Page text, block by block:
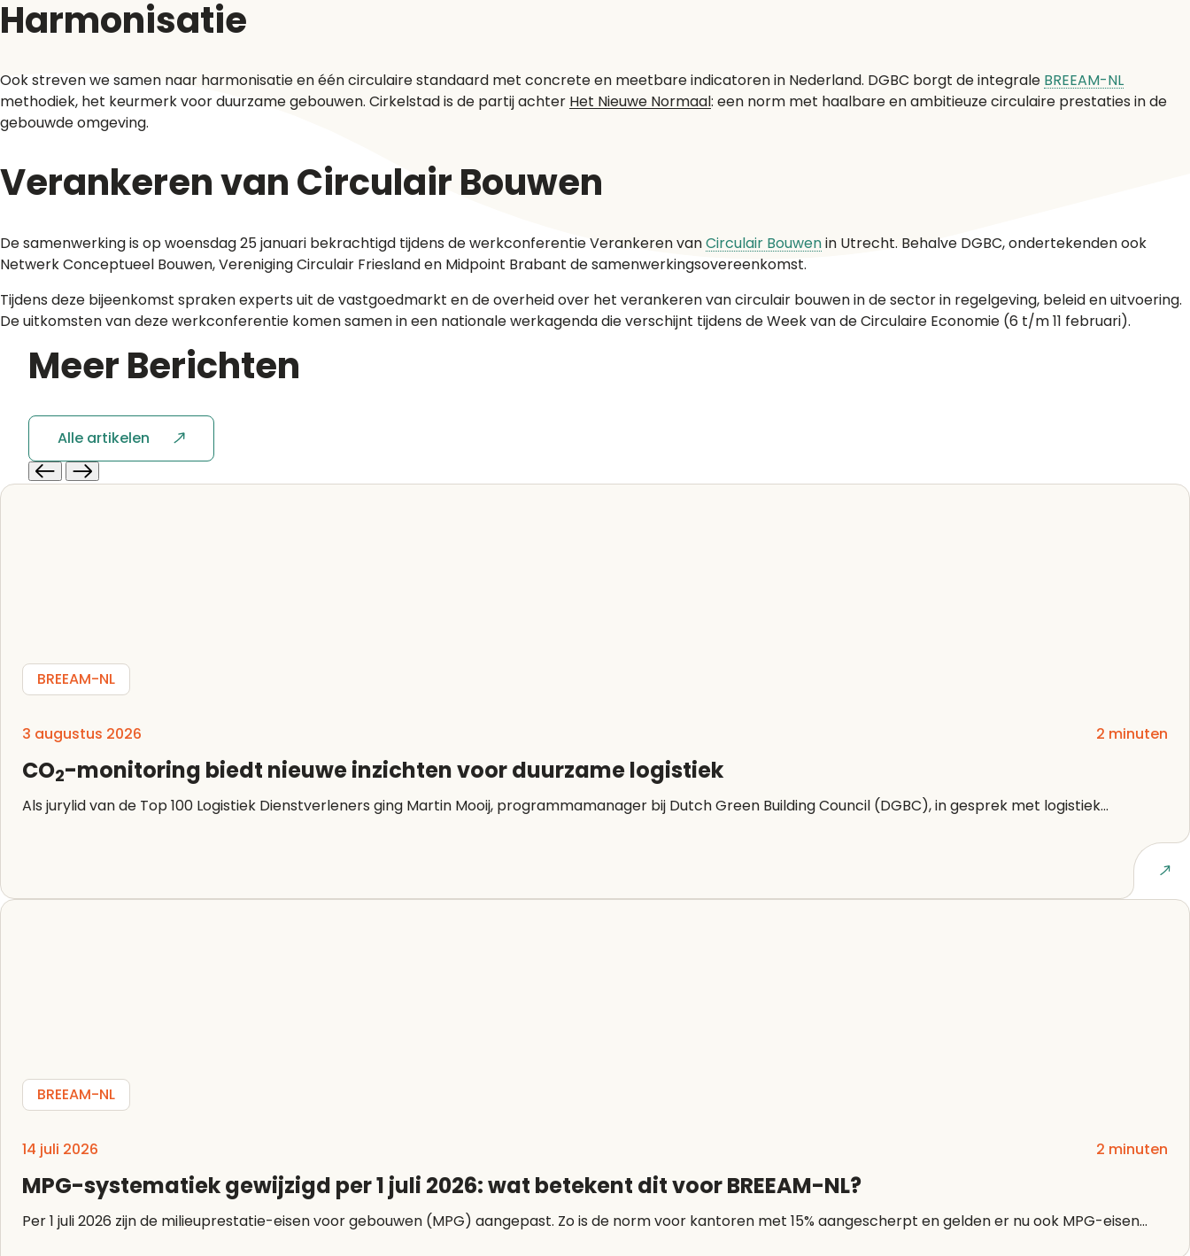
Harmonisatie
Ook streven we samen naar harmonisatie en één circulaire standaard met concrete en meetbare indicatoren in Nederland. DGBC borgt de integrale BREEAM-NL
methodiek, het keurmerk voor duurzame gebouwen. Cirkelstad is de partij achter Het Nieuwe Normaal: een norm met haalbare en ambitieuze circulaire prestaties in de
gebouwde omgeving.
Verankeren van Circulair Bouwen
De samenwerking is op woensdag 25 januari bekrachtigd tijdens de werkconferentie Verankeren vanCirculair Bouwenin Utrecht. Behalve DGBC, ondertekenden ook
Netwerk Conceptueel Bouwen, Vereniging Circulair Friesland en Midpoint Brabant de samenwerkingsovereenkomst.
Tijdens deze bijeenkomst spraken experts uit de vastgoedmarkt en de overheid over het verankeren van circulair bouwen in de sector in regelgeving, beleid en uitvoering.
De uitkomsten van deze werkconferentie komen samen in een nationale werkagenda die verschijnt tijdens de Week van de Circulaire Economie (6 t/m 11 februari).
MeerBerichten
Alle artikelen
BREEAM-NL
3 augustus 2026 2 minuten
CO2-monitoring biedt nieuwe inzichten voor duurzame logistiek
Als jurylid van de Top 100 Logistiek Dienstverleners ging Martin Mooij, programmamanager bij Dutch Green Building Council (DGBC), in gesprek met logistiek...
Lees artikel
BREEAM-NL
14 juli 2026 2 minuten
MPG-systematiek gewijzigd per 1 juli 2026: wat betekent dit voor BREEAM-NL?
Per 1 juli 2026 zijn de milieuprestatie-eisen voor gebouwen (MPG) aangepast. Zo is de norm voor kantoren met 15% aangescherpt en gelden er nu ook MPG-eisen...